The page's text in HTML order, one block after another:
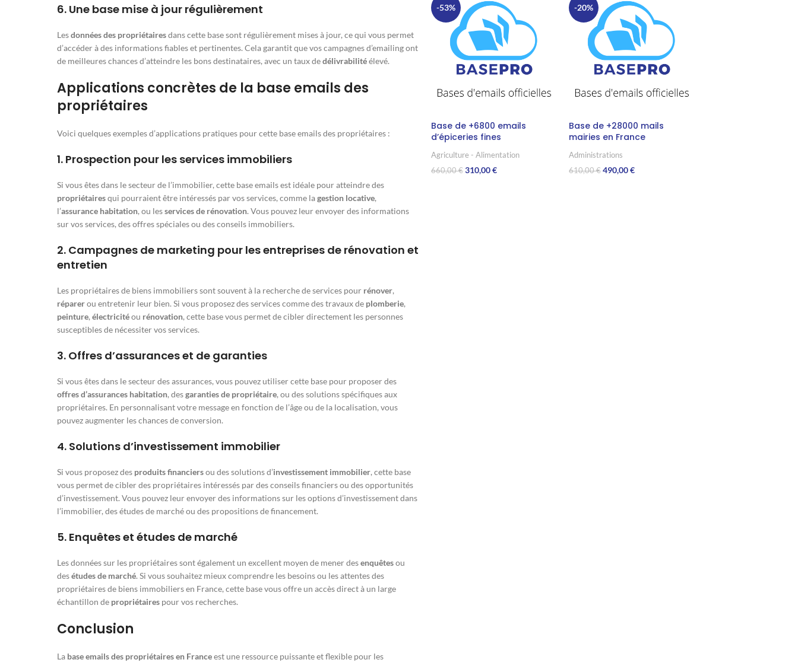
6. Une base mise à jour régulièrement
Lesdonnées des propriétairesdans cette base sont régulièrement mises à jour, ce qui vous permet
d’accéder à des informations fiables et pertinentes. Cela garantit que vos campagnes d’emailing ont
de meilleures chances d’atteindre les bons destinataires, avec un taux dedélivrabilitéélevé.
Applications concrètes de la base emails des
propriétaires
Voici quelques exemples d’applications pratiques pour cette base emails des propriétaires :
1. Prospection pour les services immobiliers
Si vous êtes dans le secteur de l’immobilier, cette base emails est idéale pour atteindre des
propriétairesqui pourraient être intéressés par vos services, comme lagestion locative,
l’assurance habitation, ou lesservices de rénovation. Vous pouvez leur envoyer des informations
sur vos services, des offres spéciales ou des conseils immobiliers.
2. Campagnes de marketing pour les entreprises de rénovation et
entretien
Les propriétaires de biens immobiliers sont souvent à la recherche de services pour rénover,
réparerou entretenir leur bien. Si vous proposez des services comme des travaux de plomberie,
peinture,électricitéou rénovation, cette base vous permet de cibler directement les personnes
susceptibles de nécessiter vos services.
3. Offres d’assurances et de garanties
Si vous êtes dans le secteur des assurances, vous pouvez utiliser cette base pour proposer des
offres d’assurances habitation, desgaranties de propriétaire, ou des solutions spécifiques aux
propriétaires. En personnalisant votre message en fonction de l’âge ou de la localisation, vous
pouvez augmenter les chances de conversion.
4. Solutions d’investissement immobilier
Si vous proposez des produits financiersou des solutions d’investissement immobilier, cette base
vous permet de cibler des propriétaires intéressés par des conseils financiers ou des opportunités
d’investissement. Vous pouvez leur envoyer des informations sur les options d’investissement dans
l’immobilier, des études de marché ou des propositions de financement.
5. Enquêtes et études de marché
Les données sur les propriétaires sont également un excellent moyen de mener desenquêtesou
desétudes de marché. Si vous souhaitez mieux comprendre les besoins ou les attentes des
propriétaires de biens immobiliers en France, cette base vous offre un accès direct à un large
échantillon de propriétaires pour vos recherches.
Conclusion
La base emails des propriétaires en Franceest une ressource puissante et flexible pour les
-53%
Base de +6800 emails
d’épiceries fines
Agriculture - Alimentation
660,00€ 310,00€
-20%
Base de +28000 mails
mairies en France
Administrations
610,00€ 490,00€